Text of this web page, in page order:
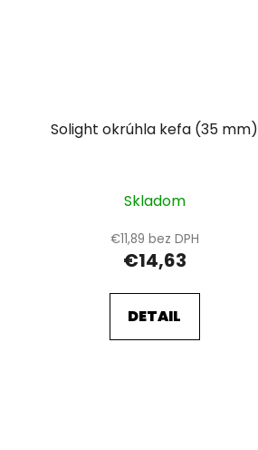
Solight okrúhla kefa (35 mm)
Skladom
€11,89 bez DPH
€14,63
DETAIL